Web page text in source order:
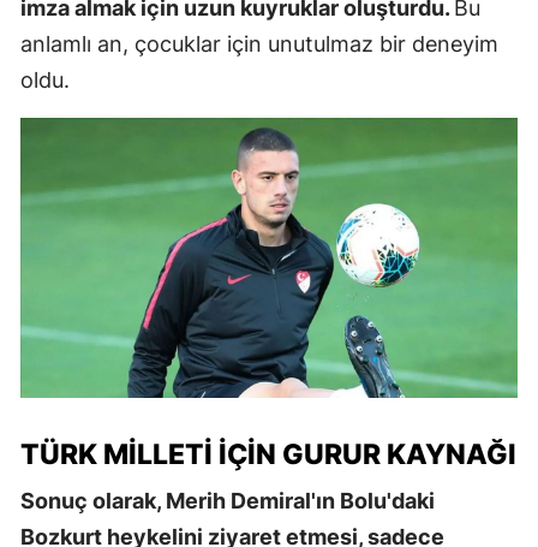
imza almak için uzun kuyruklar oluşturdu.Bu
anlamlı an, çocuklar için unutulmaz bir deneyim
oldu.
TÜRK MILLETI İÇIN GURUR KAYNAĞI
Sonuç olarak, Merih Demiral'ın Bolu'daki
Bozkurt heykelini ziyaret etmesi, sadece